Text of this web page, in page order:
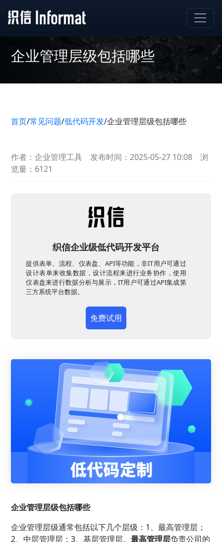
企业管理层级包括哪些
首页/常见问题/低代码开发/企业管理层级包括哪些
作者：企业管理工具 发布时间：2025-05-27 10:08
浏
览量：6121
织信企业级低代码开发平台
提供表单、流程、仪表盘、API等功能，非IT用户可通过
设计表单来收集数据，设计流程来进行业务协作，使用
仪表盘来进行数据分析与展示，IT用户可通过API集成第
三方系统平台数据。
免费试用
企业管理层级包括哪些
企业管理层级通常包括以下几个层级：1、最高管理层；
2、中层管理层；3、基层管理层。最高管理层负责公司的